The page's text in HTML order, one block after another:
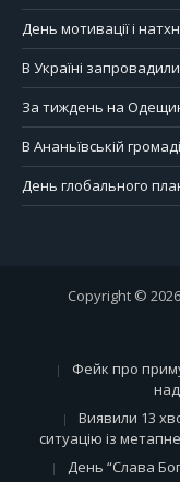
День мотивації і
В Україні
За тиждень на
В Ананьївській
День глобального
Copyright © 2026
Фейк про
Виявили 13
ситуацію із
День “Слава